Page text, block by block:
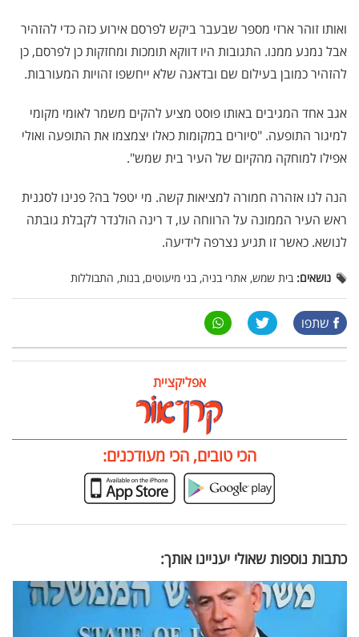
ואותו זוהר ארזי מספר שבעבר ביקש לפרסם אירוע כזה כדי להזהיר
אבל נמנע ממנו. התגובות היו דווקא תומכות ומחזקות כן לפרסם, כן
להזהיר כמובן בעילום שם ובדאגה שלא ייחשפו זהויות המעורבות.
אגב אחד המגיבים באותו פוסט מציע להקים משמר לאומי מקומי
למיגור התופעה. "סיורים במקומות כאלו יצמצמו את התופעה ואולי
אפילו למוחקה מהקיום של העיר בית שמש".
הנה לנו אזהרה חמורה למציאות קשה. מי יטפל בה? פנינו לסגנית
ראש העיר הממונה על הרווחה עו, ד רינה הולנדר לקבלת גובתה
לנושא. כאשר זו תגיע נצרפה לידיעה.
נושאים: בית שמש, אתרי בניה, בני מיעוטים, בנות, התבוללות
שתפו
אפליקציית
הכי טובים, הכי מעודכנים:
כתבות נוספות שאולי יעניינו אותך: